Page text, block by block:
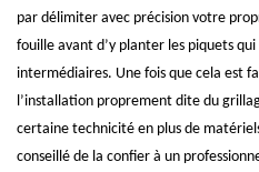
par délimiter avec précision votre
fouille avant d’y planter les piquets
intermédiaires. Une fois que cela est
l’installation proprement dite du
certaine technicité en plus de
conseillé de la confier à un